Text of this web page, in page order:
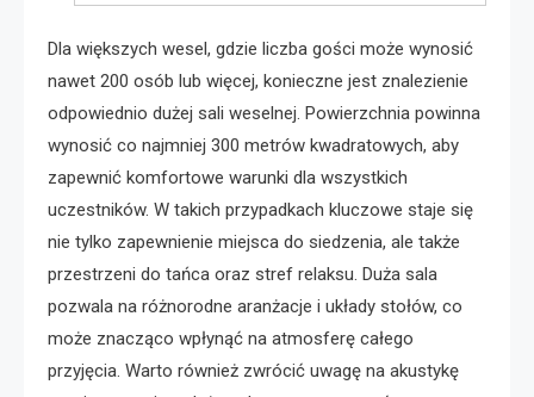
Dla większych wesel, gdzie liczba gości może wynosić
nawet 200 osób lub więcej, konieczne jest znalezienie
odpowiednio dużej sali weselnej. Powierzchnia powinna
wynosić co najmniej 300 metrów kwadratowych, aby
zapewnić komfortowe warunki dla wszystkich
uczestników. W takich przypadkach kluczowe staje się
nie tylko zapewnienie miejsca do siedzenia, ale także
przestrzeni do tańca oraz stref relaksu. Duża sala
pozwala na różnorodne aranżacje i układy stołów, co
może znacząco wpłynąć na atmosferę całego
przyjęcia. Warto również zwrócić uwagę na akustykę